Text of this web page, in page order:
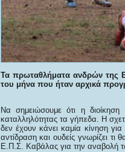
Τα πρωταθλήματα ανδρών της
του μήνα που ήταν αρχικά
Να σημειώσουμε ότι η
καταλληλότητας τα γήπεδα. Η
δεν έχουν κάνει καμία κίνηση
αντίδραση και ουδείς γνωρίζει
Ε.Π.Σ. Καβάλας για την αναβολή